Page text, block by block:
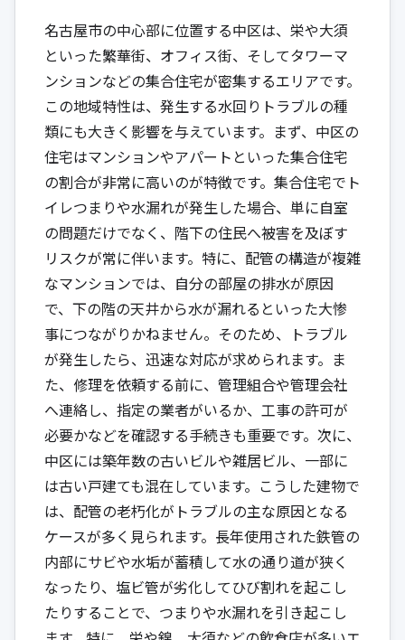
名古屋市の中心部に位置する中区は、栄や大須
といった繁華街、オフィス街、そしてタワーマ
ンションなどの集合住宅が密集するエリアです。
この地域特性は、発生する水回りトラブルの種
類にも大きく影響を与えています。まず、中区の
住宅はマンションやアパートといった集合住宅
の割合が非常に高いのが特徴です。集合住宅でト
イレつまりや水漏れが発生した場合、単に自室
の問題だけでなく、階下の住民へ被害を及ぼす
リスクが常に伴います。特に、配管の構造が複雑
なマンションでは、自分の部屋の排水が原因
で、下の階の天井から水が漏れるといった大惨
事につながりかねません。そのため、トラブル
が発生したら、迅速な対応が求められます。ま
た、修理を依頼する前に、管理組合や管理会社
へ連絡し、指定の業者がいるか、工事の許可が
必要かなどを確認する手続きも重要です。次に、
中区には築年数の古いビルや雑居ビル、一部に
は古い戸建ても混在しています。こうした建物で
は、配管の老朽化がトラブルの主な原因となる
ケースが多く見られます。長年使用された鉄管の
内部にサビや水垢が蓄積して水の通り道が狭く
なったり、塩ビ管が劣化してひび割れを起こし
たりすることで、つまりや水漏れを引き起こし